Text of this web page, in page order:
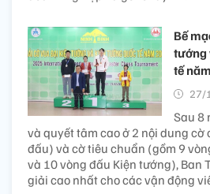
Bế
tướng
tế
27/
Sau 8
và quyết tâm cao ở 2 nội dung cờ
đấu) và cờ tiêu chuẩn (gồm 9
và 10 vòng đấu Kiện tướng), Ban
giải cao nhất cho các vận động